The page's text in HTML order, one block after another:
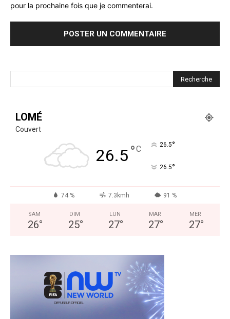
pour la prochaine fois que je commenterai.
LOMÉ
Couvert
26.5°C 26.5°
26.5°
74 % 7.3kmh 91 %
SAM
26°
DIM
25°
LUN
27°
MAR
27°
MER
27°